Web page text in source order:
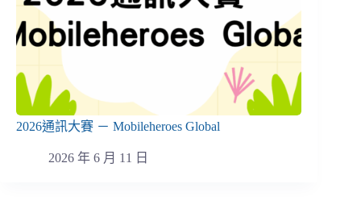
2026通訊大賽 － Mobileheroes Global
2026 年 6 月 11 日